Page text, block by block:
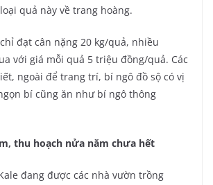
quả này về trang hoàng.
đạt cân nặng 20 kg/quả, nhiều
với giá mỗi quả 5 triệu đồng/quả. Các
ngoài để trang trí, bí ngô đồ sộ có vị
bí cũng ăn như bí ngô thông
thu hoạch nửa năm chưa hết
đang được các nhà vườn trồng